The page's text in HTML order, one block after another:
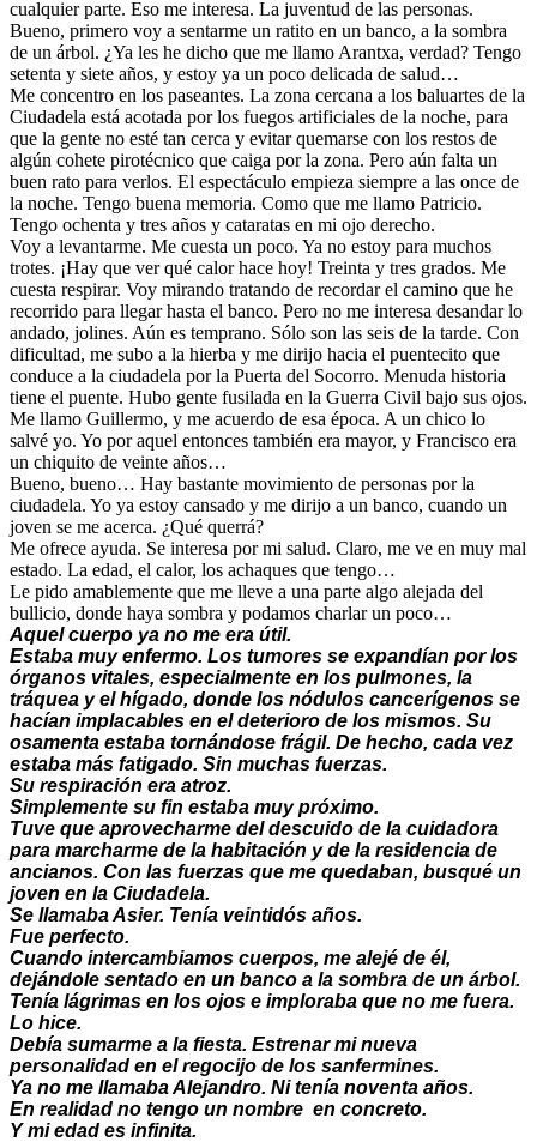
cualquier parte. Eso me interesa. La juventud de las personas.
Bueno, primero voy a sentarme un ratito en un banco, a la sombra
de un árbol. ¿Ya les he dicho que me llamo Arantxa, verdad? Tengo
setenta y siete años, y estoy ya un poco delicada de salud…
Me concentro en los paseantes. La zona cercana a los baluartes de la
Ciudadela está acotada por los fuegos artificiales de la noche, para
que la gente no esté tan cerca y evitar quemarse con los restos de
algún cohete pirotécnico que caiga por la zona. Pero aún falta un
buen rato para verlos. El espectáculo empieza siempre a las once de
la noche. Tengo buena memoria. Como que me llamo Patricio.
Tengo ochenta y tres años y cataratas en mi ojo derecho.
Voy a levantarme. Me cuesta un poco. Ya no estoy para muchos
trotes. ¡Hay que ver qué calor hace hoy! Treinta y tres grados. Me
cuesta respirar. Voy mirando tratando de recordar el camino que he
recorrido para llegar hasta el banco. Pero no me interesa desandar lo
andado, jolines. Aún es temprano. Sólo son las seis de la tarde. Con
dificultad, me subo a la hierba y me dirijo hacia el puentecito que
conduce a la ciudadela por la Puerta del Socorro. Menuda historia
tiene el puente. Hubo gente fusilada en la Guerra Civil bajo sus ojos.
Me llamo Guillermo, y me acuerdo de esa época. A un chico lo
salvé yo. Yo por aquel entonces también era mayor, y Francisco era
un chiquito de veinte años…
Bueno, bueno… Hay bastante movimiento de personas por la
ciudadela. Yo ya estoy cansado y me dirijo a un banco, cuando un
joven se me acerca. ¿Qué querrá?
Me ofrece ayuda. Se interesa por mi salud. Claro, me ve en muy mal
estado. La edad, el calor, los achaques que tengo…
Le pido amablemente que me lleve a una parte algo alejada del
bullicio, donde haya sombra y podamos charlar un poco…
Aquel cuerpo ya no me era útil.
Estaba muy enfermo. Los tumores se expandían por los
órganos vitales, especialmente en los pulmones, la
tráquea y el hígado, donde los nódulos cancerígenos se
hacían implacables en el deterioro de los mismos. Su
osamenta estaba tornándose frágil. De hecho, cada vez
estaba más fatigado. Sin muchas fuerzas.
Su respiración era atroz.
Simplemente su fin estaba muy próximo.
Tuve que aprovecharme del descuido de la cuidadora
para marcharme de la habitación y de la residencia de
ancianos. Con las fuerzas que me quedaban, busqué un
joven en la Ciudadela.
Se llamaba Asier. Tenía veintidós años.
Fue perfecto.
Cuando intercambiamos cuerpos, me alejé de él,
dejándole sentado en un banco a la sombra de un árbol.
Tenía lágrimas en los ojos e imploraba que no me fuera.
Lo hice.
Debía sumarme a la fiesta. Estrenar mi nueva
personalidad en el regocijo de los sanfermines.
Ya no me llamaba Alejandro. Ni tenía noventa años.
En realidad no tengo un nombre en concreto.
Y mi edad es infinita.